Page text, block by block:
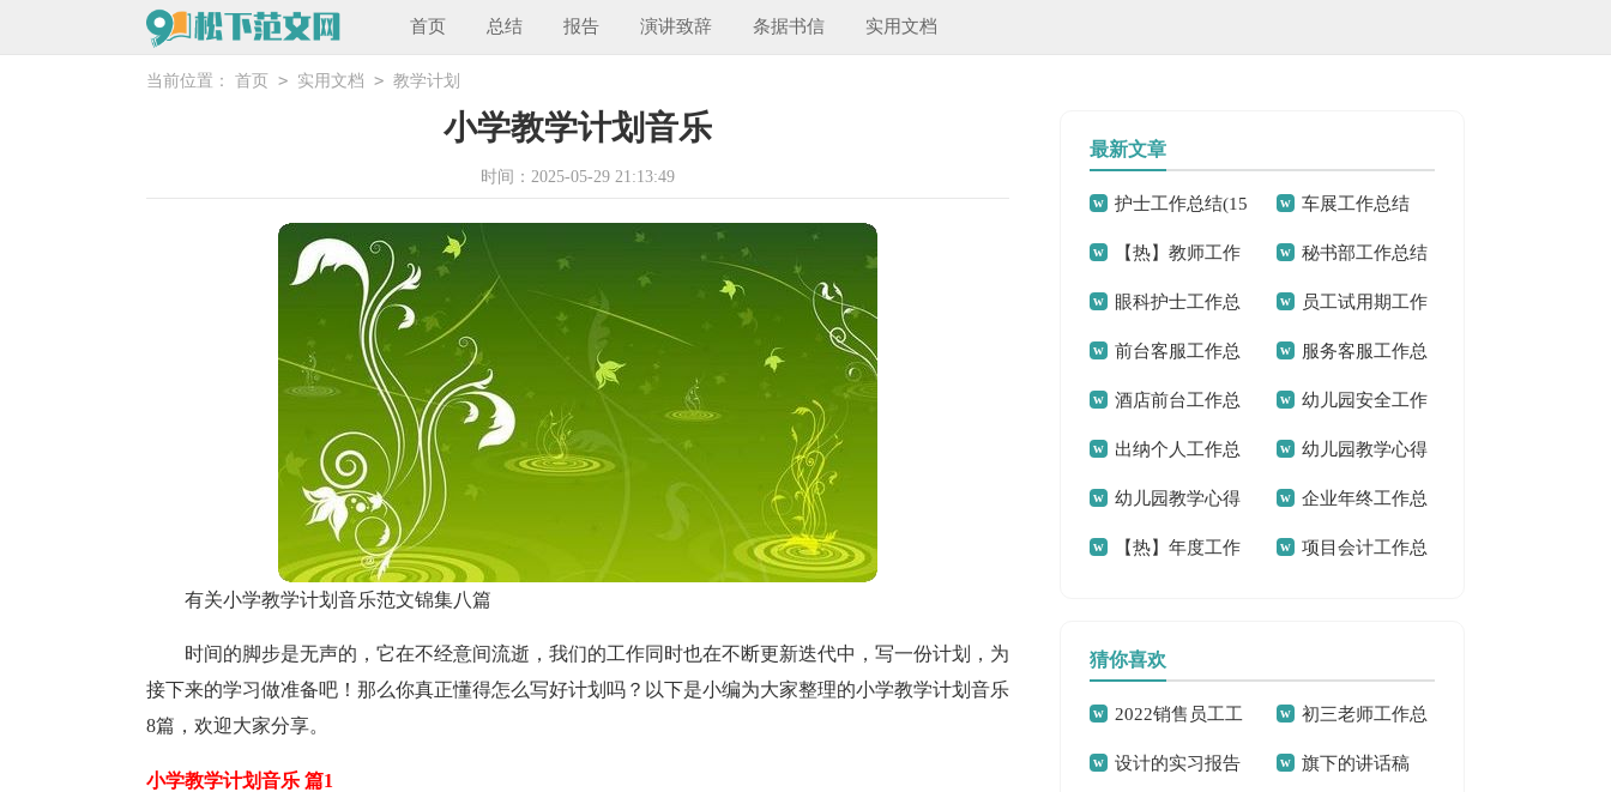
首页 总结 报告 演讲致辞 条据书信 实用文档
当前位置： 首页 > 实用文档 > 教学计划
小学教学计划音乐
时间：2025-05-29 21:13:49
有关小学教学计划音乐范文锦集八篇
时间的脚步是无声的，它在不经意间流逝，我们的工作同时也在不断更新迭代中，写一份计划，为
接下来的学习做准备吧！那么你真正懂得怎么写好计划吗？以下是小编为大家整理的小学教学计划音乐
8篇，欢迎大家分享。
小学教学计划音乐 篇1
最新文章
护士工作总结(15
篇)
车展工作总结
【热】教师工作
总结
秘书部工作总结
眼科护士工作总
结15篇
员工试用期工作
总结(汇编15篇)
前台客服工作总
结15篇
服务客服工作总
结
酒店前台工作总
结精选15篇
幼儿园安全工作
总结(通用15篇)
出纳个人工作总
结汇编15篇
幼儿园教学心得
(15篇)
幼儿园教学心得
合集15篇
企业年终工作总
结
【热】年度工作 项目会计工作总
猜你喜欢
2022销售员工工
作总结
初三老师工作总
结
设计的实习报告 旗下的讲话稿